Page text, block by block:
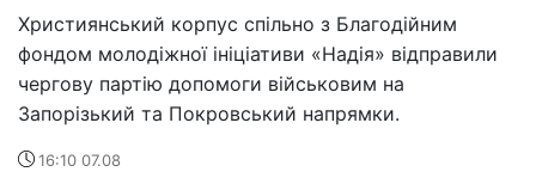
Християнський корпус спільно з Благодійним
фондом молодіжної ініціативи «Надія» відправили
чергову партію допомоги військовим на
Запорізький та Покровський напрямки.
16:10 07.08